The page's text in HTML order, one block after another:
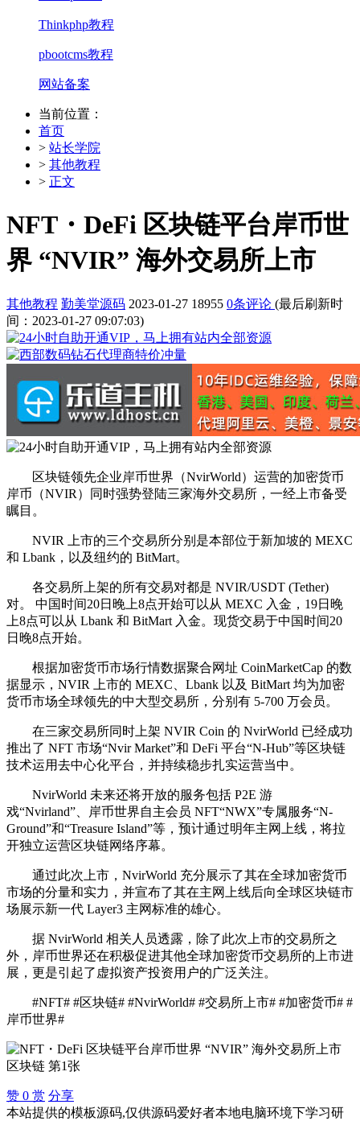
Thinkphp教程
pbootcms教程
网站备案
当前位置：
首页
> 站长学院
> 其他教程
> 正文
NFT・DeFi 区块链平台岸币世
界 “NVIR” 海外交易所上市
其他教程 勤美堂源码 2023-01-27 18955 0条评论 (最后刷新时
间：2023-01-27 09:07:03)
区块链领先企业岸币世界（NvirWorld）运营的加密货币
岸币（NVIR）同时强势登陆三家海外交易所，一经上市备受
瞩目。
NVIR 上市的三个交易所分别是本部位于新加坡的 MEXC
和 Lbank，以及纽约的 BitMart。
各交易所上架的所有交易对都是 NVIR/USDT (Tether)
对。 中国时间20日晚上8点开始可以从 MEXC 入金，19日晚
上8点可以从 Lbank 和 BitMart 入金。现货交易于中国时间20
日晚8点开始。
根据加密货币市场行情数据聚合网址 CoinMarketCap 的数
据显示，NVIR 上市的 MEXC、Lbank 以及 BitMart 均为加密
货币市场全球领先的中大型交易所，分别有 5-700 万会员。
在三家交易所同时上架 NVIR Coin 的 NvirWorld 已经成功
推出了 NFT 市场“Nvir Market”和 DeFi 平台“N-Hub”等区块链
技术运用去中心化平台，并持续稳步扎实运营当中。
NvirWorld 未来还将开放的服务包括 P2E 游
戏“Nvirland”、岸币世界自主会员 NFT“NWX”专属服务“N-
Ground”和“Treasure Island”等，预计通过明年主网上线，将拉
开独立运营区块链网络序幕。
通过此次上市，NvirWorld 充分展示了其在全球加密货币
市场的分量和实力，并宣布了其在主网上线后向全球区块链市
场展示新一代 Layer3 主网标准的雄心。
据 NvirWorld 相关人员透露，除了此次上市的交易所之
外，岸币世界还在积极促进其他全球加密货币交易所的上市进
展，更是引起了虚拟资产投资用户的广泛关注。
#NFT# #区块链# #NvirWorld# #交易所上市# #加密货币# #
岸币世界#
赞 0 赏 分享
本站提供的模板源码,仅供源码爱好者本地电脑环境下学习研